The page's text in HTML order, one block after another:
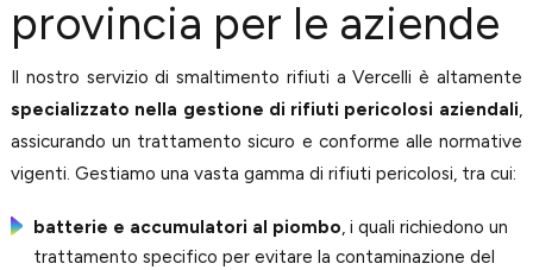
provincia per le aziende
Il nostro servizio di smaltimento rifiuti a Vercelli è altamente
specializzato nella gestione di rifiuti pericolosi aziendali,
assicurando un trattamento sicuro e conforme alle normative
vigenti. Gestiamo una vasta gamma di rifiuti pericolosi, tra cui:
batterie e accumulatori al piombo, i quali richiedono un
trattamento specifico per evitare la contaminazione del